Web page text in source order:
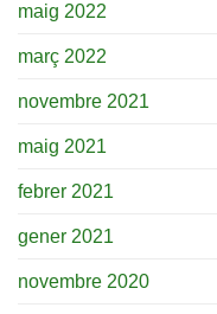
maig 2022
març 2022
novembre 2021
maig 2021
febrer 2021
gener 2021
novembre 2020